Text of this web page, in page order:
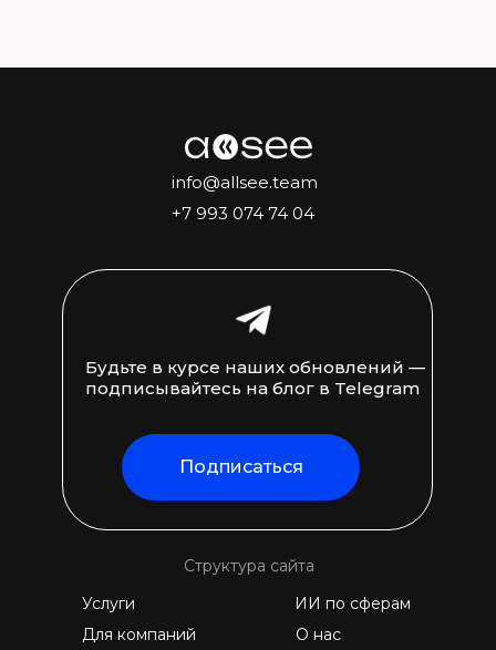
+7 993 074 74 04
Подписаться
Будьте в курсе наших обновлений —
подписывайтесь на блог в Telegram
Для компаний
ИИ по сферам
Услуги
О нас
Структура сайта
info@allsee.team